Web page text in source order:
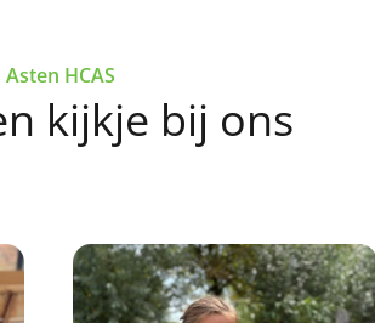
Asten HCAS
kijkje bij ons